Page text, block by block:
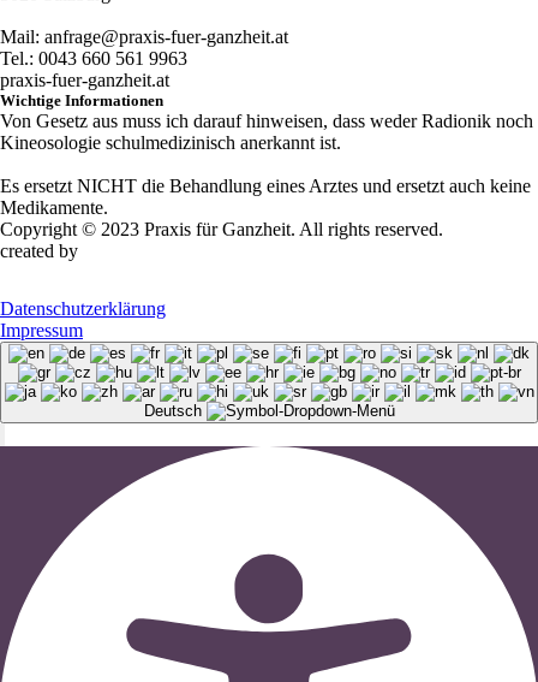
Mail: anfrage@praxis-fuer-ganzheit.at
Tel.: 0043 660 561 9963
praxis-fuer-ganzheit.at
Wichtige Informationen
Von Gesetz aus muss ich darauf hinweisen, dass weder Radionik noch
Kineosologie schulmedizinisch anerkannt ist.
Es ersetzt NICHT die Behandlung eines Arztes und ersetzt auch keine
Medikamente.
Copyright © 2023 Praxis für Ganzheit. All rights reserved.
created by
Datenschutzerklärung
Impressum
Deutsch